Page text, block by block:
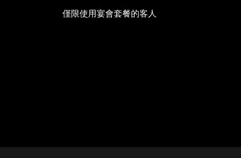
僅限使用宴會套餐的客人